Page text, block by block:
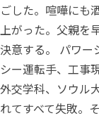
した。喧嘩に
がった。父親を
意する。 パワ
ー運転手、工
交学科、ソウ
てすべて失敗。